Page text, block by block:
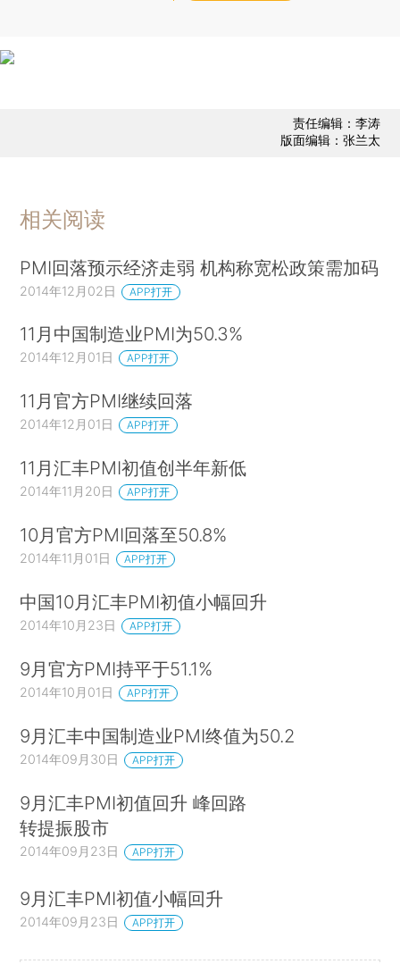
责任编辑：李涛
版面编辑：张兰太
相关阅读
PMI回落预示经济走弱 机构称宽松政策需加码
2014年12月02日 APP打开
11月中国制造业PMI为50.3%
2014年12月01日 APP打开
11月官方PMI继续回落
2014年12月01日 APP打开
11月汇丰PMI初值创半年新低
2014年11月20日 APP打开
10月官方PMI回落至50.8%
2014年11月01日 APP打开
中国10月汇丰PMI初值小幅回升
2014年10月23日 APP打开
9月官方PMI持平于51.1%
2014年10月01日 APP打开
9月汇丰中国制造业PMI终值为50.2
2014年09月30日 APP打开
9月汇丰PMI初值回升 峰回路
转提振股市
2014年09月23日 APP打开
9月汇丰PMI初值小幅回升
2014年09月23日 APP打开